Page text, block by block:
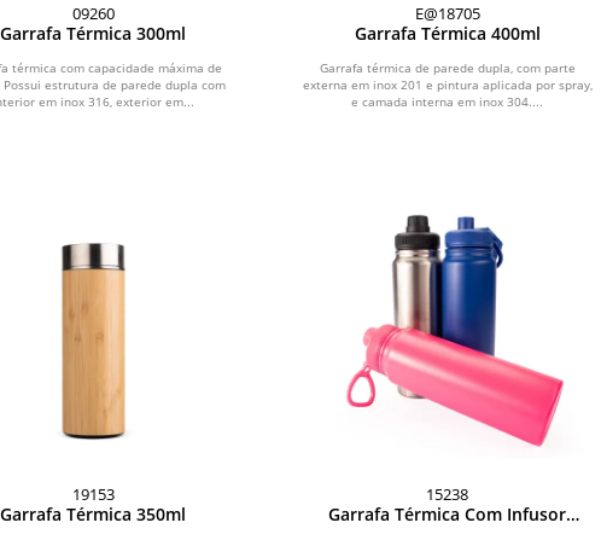
09260
Garrafa Térmica 300ml
térmica com capacidade máxima de
Possui estrutura de parede dupla com
em inox 316, exterior em...
E@18705
Garrafa Térmica 400ml
Garrafa térmica de parede dupla, com parte
externa em inox 201 e pintura aplicada por spray,
e camada interna em inox 304....
19153
Garrafa Térmica 350ml
15238
Garrafa Térmica Com Infusor